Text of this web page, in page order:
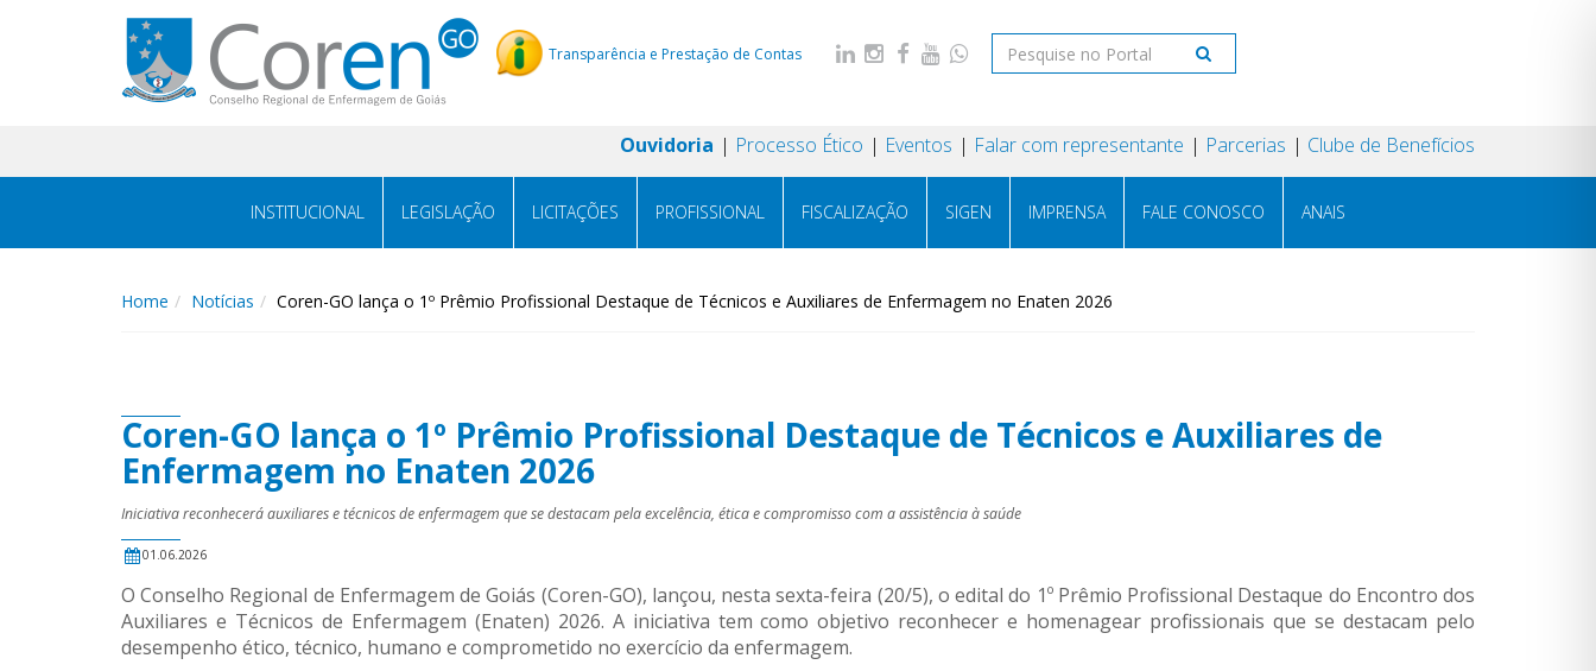
Transparência e Prestação de Contas
Ouvidoria Processo Ético Eventos Falar com representante Parcerias Clube de Benefícios
INSTITUCIONAL LEGISLAÇÃO LICITAÇÕES PROFISSIONAL FISCALIZAÇÃO SIGEN IMPRENSA FALE CONOSCO ANAIS
Home Notícias Coren-GO lança o 1º Prêmio Profissional Destaque de Técnicos e Auxiliares de Enfermagem no Enaten 2026
Coren-GO lança o 1º Prêmio Profissional Destaque de Técnicos e Auxiliares de
Enfermagem no Enaten 2026
Iniciativa reconhecerá auxiliares e técnicos de enfermagem que se destacam pela excelência, ética e compromisso com a assistência à saúde
01.06.2026
O Conselho Regional de Enfermagem de Goiás (Coren-GO), lançou, nesta sexta-feira (20/5), o edital do 1º Prêmio Profissional Destaque do Encontro dos
Auxiliares e Técnicos de Enfermagem (Enaten) 2026. A iniciativa tem como objetivo reconhecer e homenagear profissionais que se destacam pelo
desempenho ético, técnico, humano e comprometido no exercício da enfermagem.